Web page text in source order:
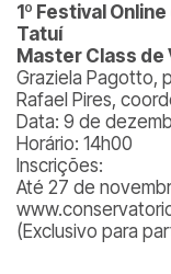
1º Festival
Tatuí
Master Class de
Graziela Pagotto,
Rafael Pires,
Data: 9 de
Horário: 14h00
Inscrições:
Até 27 de
(Exclusivo para